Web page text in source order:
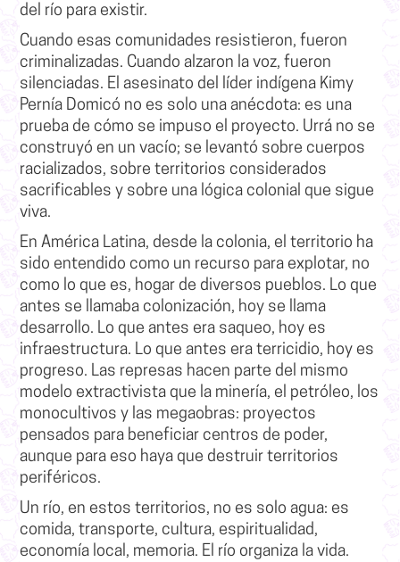
del río para existir.
Cuando esas comunidades resistieron, fueron
criminalizadas. Cuando alzaron la voz, fueron
silenciadas. El asesinato del líder indígena Kimy
Pernía Domicó no es solo una anécdota: es una
prueba de cómo se impuso el proyecto. Urrá no se
construyó en un vacío; se levantó sobre cuerpos
racializados, sobre territorios considerados
sacrificables y sobre una lógica colonial que sigue
viva.
En América Latina, desde la colonia, el territorio ha
sido entendido como un recurso para explotar, no
como lo que es, hogar de diversos pueblos. Lo que
antes se llamaba colonización, hoy se llama
desarrollo. Lo que antes era saqueo, hoy es
infraestructura. Lo que antes era terricidio, hoy es
progreso. Las represas hacen parte del mismo
modelo extractivista que la minería, el petróleo, los
monocultivos y las megaobras: proyectos
pensados para beneficiar centros de poder,
aunque para eso haya que destruir territorios
periféricos.
Un río, en estos territorios, no es solo agua: es
comida, transporte, cultura, espiritualidad,
economía local, memoria. El río organiza la vida.